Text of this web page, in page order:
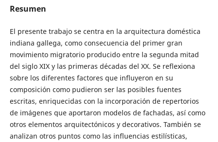
Resumen
El presente trabajo se centra en la arquitectura doméstica
indiana gallega, como consecuencia del primer gran
movimiento migratorio producido entre la segunda mitad
del siglo XIX y las primeras décadas del XX. Se reflexiona
sobre los diferentes factores que influyeron en su
composición como pudieron ser las posibles fuentes
escritas, enriquecidas con la incorporación de repertorios
de imágenes que aportaron modelos de fachadas, así como
otros elementos arquitectónicos y decorativos. También se
analizan otros puntos como las influencias estilísticas,